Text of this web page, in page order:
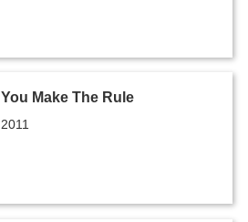
You Make The Rule
2011